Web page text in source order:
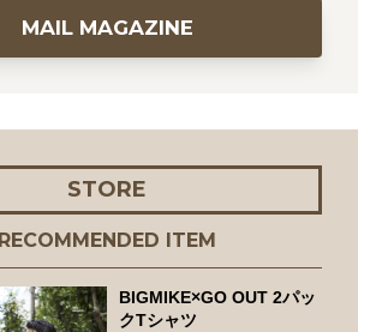
MAIL MAGAZINE
STORE
RECOMMENDED ITEM
BIGMIKE×GO OUT 2パッ
クTシャツ